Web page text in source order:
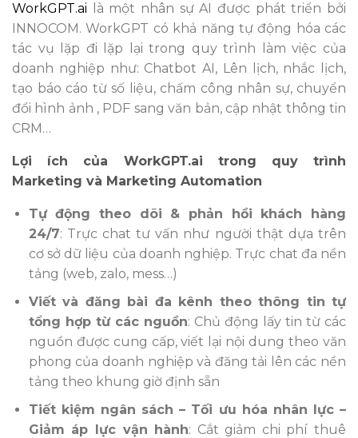
WorkGPT.ai là một nhân sự AI được phát triển bởi
INNOCOM. WorkGPT có khả năng tự động hóa các
tác vụ lặp đi lặp lại trong quy trình làm việc của
doanh nghiệp như: Chatbot AI, Lên lịch, nhắc lịch,
tạo báo cáo từ số liệu, chấm công nhân sự, chuyển
đổi hình ảnh , PDF sang văn bản, cập nhật thông tin
CRM…
Lợi ích của WorkGPT.ai trong quy trình
Marketing và Marketing Automation
Tự động theo dõi & phản hồi khách hàng
24/7: Trực chat tư vấn như người thật dựa trên
cơ sở dữ liệu của doanh nghiệp. Trực chat đa nền
tảng (web, zalo, mess…)
Viết và đăng bài đa kênh theo thông tin tự
tổng hợp từ các nguồn: Chủ động lấy tin từ các
nguồn được cung cấp, viết lại nội dung theo văn
phong của doanh nghiệp và đăng tải lên các nền
tảng theo khung giờ định sẵn
Tiết kiệm ngân sách – Tối ưu hóa nhân lực –
Giảm áp lực vận hành: Cắt giảm chi phí thuê